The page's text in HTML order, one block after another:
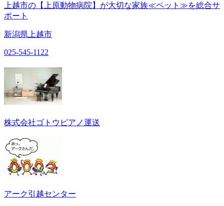
上越市の【上原動物病院】が大切な家族≪ペット≫を総合サ
ポート
新潟県上越市
025-545-1122
株式会社ゴトウピアノ運送
アーク引越センター